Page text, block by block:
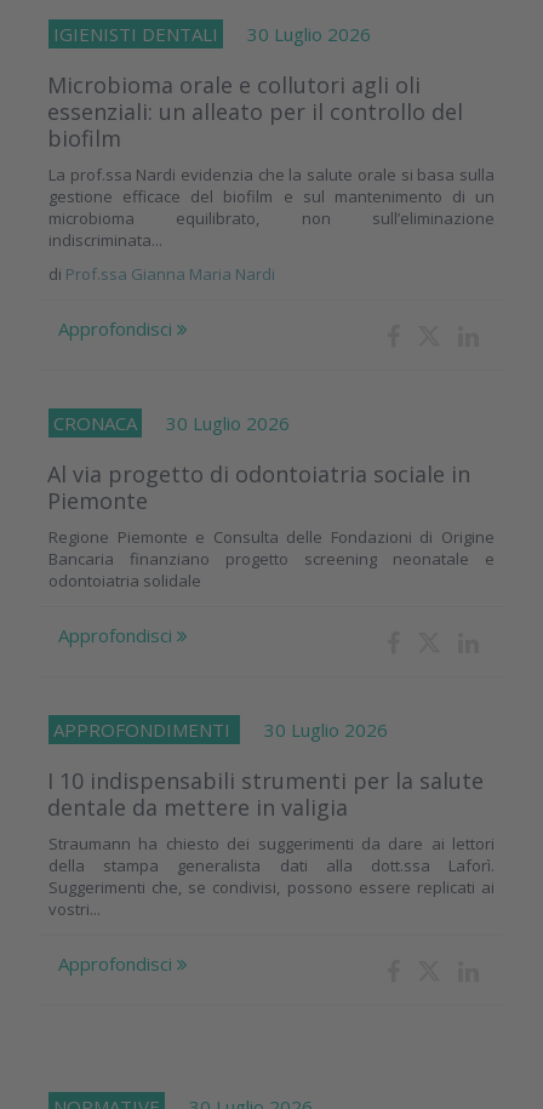
IGIENISTI DENTALI 30 Luglio 2026
Microbioma orale e collutori agli oli
essenziali: un alleato per il controllo del
biofilm
La prof.ssa Nardi evidenzia che la salute orale si basa sulla
gestione efficace del biofilm e sul mantenimento di un
microbioma equilibrato, non sull’eliminazione
indiscriminata...
di Prof.ssa Gianna Maria Nardi
Approfondisci
CRONACA 30 Luglio 2026
Al via progetto di odontoiatria sociale in
Piemonte
Regione Piemonte e Consulta delle Fondazioni di Origine
Bancaria finanziano progetto screening neonatale e
odontoiatria solidale
Approfondisci
APPROFONDIMENTI 30 Luglio 2026
I 10 indispensabili strumenti per la salute
dentale da mettere in valigia
Straumann ha chiesto dei suggerimenti da dare ai lettori
della stampa generalista dati alla dott.ssa Laforì.
Suggerimenti che, se condivisi, possono essere replicati ai
vostri...
Approfondisci